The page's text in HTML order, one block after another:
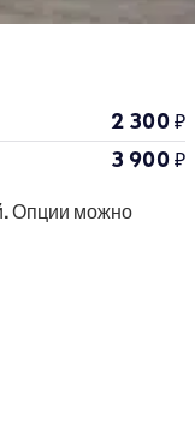
2 300₽
3 900₽
Опции можно